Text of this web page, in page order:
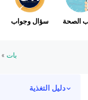
سؤال وجواب الصحة
بات »
دليل التغذية